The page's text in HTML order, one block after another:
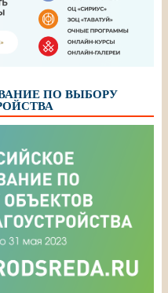
ПО ВЫБОРУ